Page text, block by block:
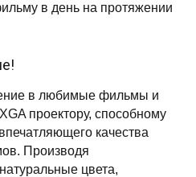
в день на протяжении
в любимые фильмы и
проектору, способному
качества
Производя
цвета,